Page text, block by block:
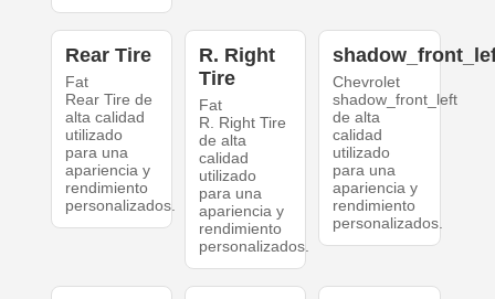
Rear Tire
Fat
Rear Tire de
alta calidad
utilizado
para una
apariencia y
rendimiento
personalizados.
R. Right
Tire
Fat
R. Right Tire
de alta
calidad
utilizado
para una
apariencia y
rendimiento
personalizados.
Chevrolet
shadow_front_left
de alta
calidad
utilizado
para una
apariencia y
rendimiento
personalizados.